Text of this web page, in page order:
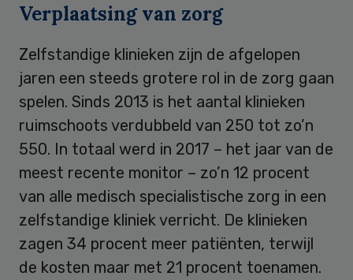
Verplaatsing van zorg
Zelfstandige klinieken zijn de afgelopen
jaren een steeds grotere rol in de zorg gaan
spelen. Sinds 2013 is het aantal klinieken
ruimschoots verdubbeld van 250 tot zo’n
550. In totaal werd in 2017 – het jaar van de
meest recente monitor – zo’n 12 procent
van alle medisch specialistische zorg in een
zelfstandige kliniek verricht. De klinieken
zagen 34 procent meer patiënten, terwijl
de kosten maar met 21 procent toenamen.